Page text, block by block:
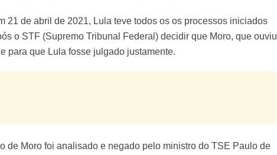
21 de abril de 2021, Lula teve todos os os processos iniciados
o STF (Supremo Tribunal Federal) decidir que Moro, que ouviu
para que Lula fosse julgado justamente.
de Moro foi analisado e negado pelo ministro do TSE Paulo de